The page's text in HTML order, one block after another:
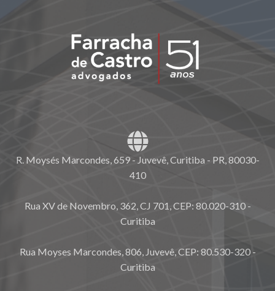
R. Moysés Marcondes, 659 - Juvevê, Curitiba - PR, 80030-
410
Rua XV de Novembro, 362, CJ 701, CEP: 80.020-310 -
Curitiba
Rua Moyses Marcondes, 806, Juvevê, CEP: 80.530-320 -
Curitiba